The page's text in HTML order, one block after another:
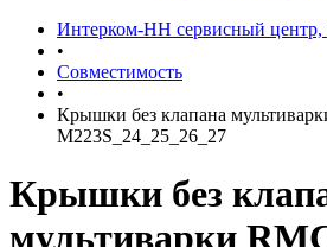
Интерком-НН сервисный центр,
•
Совместимость
•
Крышки без клапана
M223S_24_25_26_27
Крышки без
мультиварки